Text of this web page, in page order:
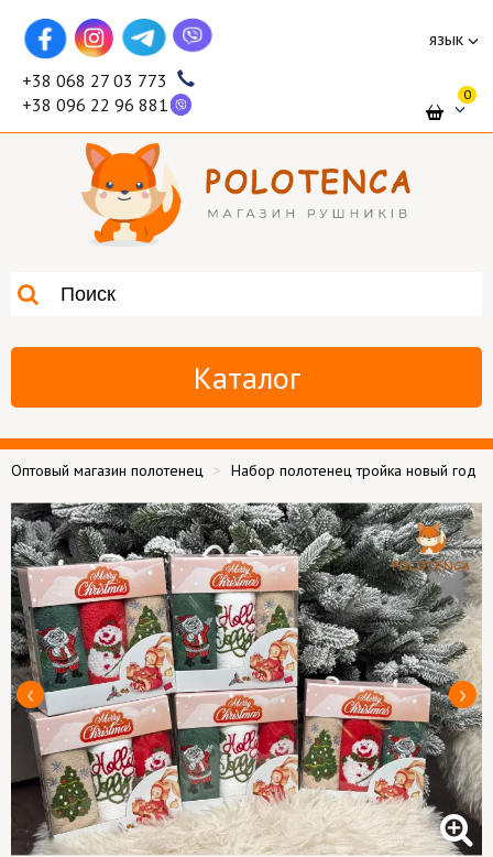
язык
+38 068 27 03 773
+38 096 22 96 881
0
Каталог
Оптовый магазин полотенец Набор полотенец тройка новый год